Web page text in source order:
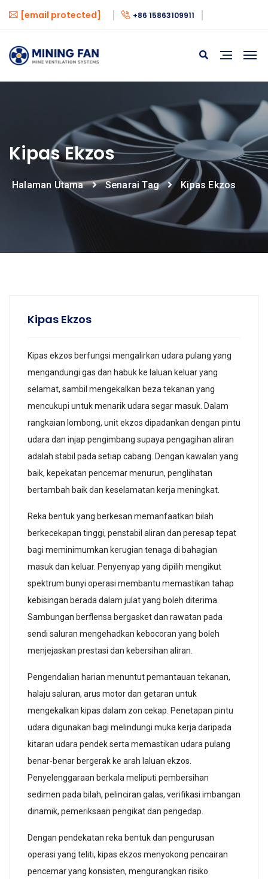
[email protected] +86 15863109911
Kipas Ekzos
Halaman Utama Senarai Tag Kipas Ekzos
Kipas Ekzos
Kipas ekzos berfungsi mengalirkan udara pulang yang
mengandungi gas dan habuk ke laluan keluar yang
selamat, sambil mengekalkan beza tekanan yang
mencukupi untuk menarik udara segar masuk. Dalam
rangkaian lombong, unit ekzos dipadankan dengan pintu
udara dan injap pengimbang supaya pengagihan aliran
adalah stabil pada setiap cabang. Dengan kawalan yang
baik, kepekatan pencemar menurun, penglihatan
bertambah baik dan keselamatan kerja meningkat.
Reka bentuk yang berkesan memanfaatkan bilah
berkecekapan tinggi, penstabil aliran dan peresap tepat
bagi meminimumkan kerugian tenaga di bahagian
masuk dan keluar. Penyenyap yang dipilih mengikut
spektrum bunyi operasi membantu memastikan tahap
kebisingan berada dalam julat yang boleh diterima.
Sambungan berflensa bergasket dan rawatan pada
sendi saluran mengehadkan kebocoran yang boleh
menjejaskan prestasi dan kebersihan aliran.
Pengendalian harian menuntut pemantauan tekanan,
halaju saluran, arus motor dan getaran untuk
mengekalkan kipas dalam zon cekap. Penetapan pintu
udara digunakan bagi melindungi muka kerja daripada
kitaran udara pendek serta memastikan udara pulang
benar-benar bergerak ke arah laluan ekzos.
Penyelenggaraan berkala meliputi pembersihan
sedimen pada bilah, pelinciran galas, verifikasi imbangan
dinamik, pemeriksaan pengikat dan pengedap.
Dengan pendekatan reka bentuk dan pengurusan
operasi yang teliti, kipas ekzos menyokong pencairan
pencemar yang konsisten, mengurangkan risiko